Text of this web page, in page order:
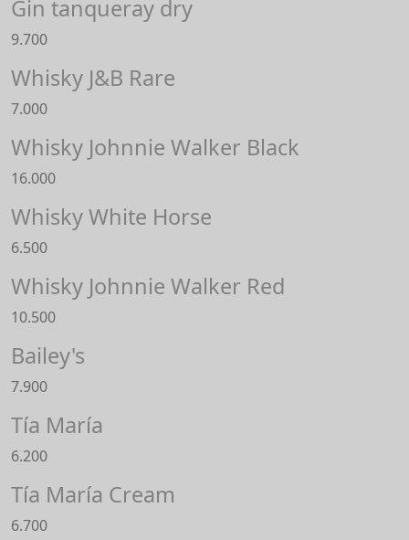
Gin tanqueray dry
9.700
Whisky J&B Rare
7.000
Whisky Johnnie Walker Black
16.000
Whisky White Horse
6.500
Whisky Johnnie Walker Red
10.500
Bailey's
7.900
Tía María
6.200
Tía María Cream
6.700